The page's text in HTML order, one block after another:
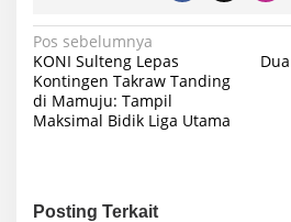
Navigasi
pos
Pos sebelumnya
KONI Sulteng Lepas
Kontingen Takraw Tanding
di Mamuju: Tampil
Maksimal Bidik Liga Utama
Posting Terkait